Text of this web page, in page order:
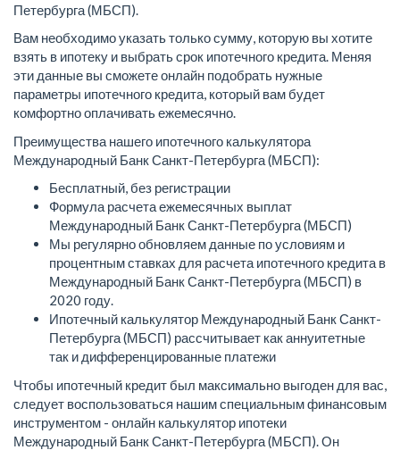
Петербурга (МБСП).
Вам необходимо указать только сумму, которую вы хотите
взять в ипотеку и выбрать срок ипотечного кредита. Меняя
эти данные вы сможете онлайн подобрать нужные
параметры ипотечного кредита, который вам будет
комфортно оплачивать ежемесячно.
Преимущества нашего ипотечного калькулятора
Международный Банк Санкт-Петербурга (МБСП):
Бесплатный, без регистрации
Формула расчета ежемесячных выплат
Международный Банк Санкт-Петербурга (МБСП)
Мы регулярно обновляем данные по условиям и
процентным ставках для расчета ипотечного кредита в
Международный Банк Санкт-Петербурга (МБСП) в
2020 году.
Ипотечный калькулятор Международный Банк Санкт-
Петербурга (МБСП) рассчитывает как аннуитетные
так и дифференцированные платежи
Чтобы ипотечный кредит был максимально выгоден для вас,
следует воспользоваться нашим специальным финансовым
инструментом - онлайн калькулятор ипотеки
Международный Банк Санкт-Петербурга (МБСП). Он